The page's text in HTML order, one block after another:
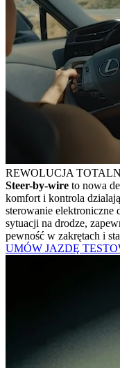
REWOLUCJA
Steer-by-wire to nowa
komfort i kontrola
sterowanie elektroniczne
sytuacji na drodze,
pewność w zakrętach i
UMÓW JAZDĘ